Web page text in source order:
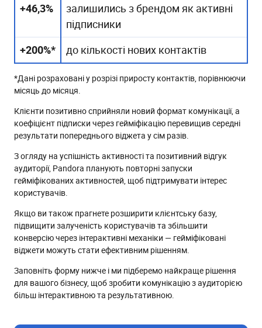
+46,3%
залишились з брендом як активні
підписники
+200%*
до кількості нових контактів
*Дані розраховані у розрізі приросту контактів, порівнюючи
місяць до місяця.
Клієнти позитивно сприйняли новий формат комунікації, а
коефіцієнт підписки через гейміфікацію перевищив середні
результати попереднього віджета у сім разів.
З огляду на успішність активності та позитивний відгук
аудиторії, Pandora планують повторні запуски
гейміфікованих активностей, щоб підтримувати інтерес
користувачів.
Якщо ви також прагнете розширити клієнтську базу,
підвищити залученість користувачів та збільшити
конверсію через інтерактивні механіки — гейміфіковані
віджети можуть стати ефективним рішенням.
Заповніть форму нижче і ми підберемо найкраще рішення
для вашого бізнесу, щоб зробити комунікацію з аудиторією
більш інтерактивною та результативною.